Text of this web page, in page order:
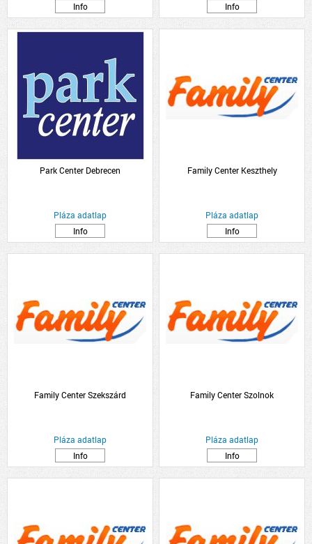
Info
Info
Park Center Debrecen
Pláza adatlap
Info
Family Center Keszthely
Pláza adatlap
Info
Family Center Szekszárd
Pláza adatlap
Info
Family Center Szolnok
Pláza adatlap
Info